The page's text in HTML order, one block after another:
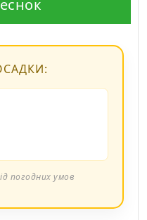
погодних умов